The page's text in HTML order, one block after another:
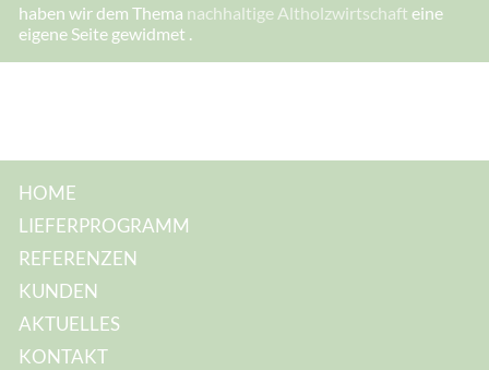
s
s
e
haben wir dem Thema nachhaltige Altholzwirtschaft eine
eigene Seite gewidmet .
HOME
LIEFERPROGRAMM
REFERENZEN
KUNDEN
AKTUELLES
KONTAKT